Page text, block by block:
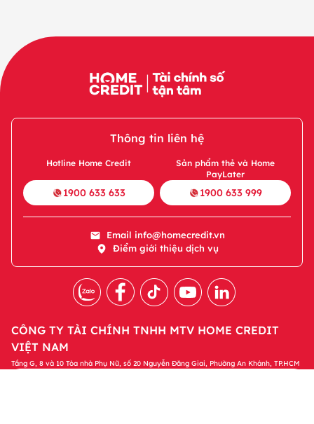
Thông tin liên hệ
Hotline Home Credit
1900 633 633
Sản phẩm thẻ và Home
PayLater
1900 633 999
Email info@homecredit.vn
Điểm giới thiệu dịch vụ
CÔNG TY TÀI CHÍNH TNHH MTV HOME CREDIT
VIỆT NAM
Tầng G, 8 và 10 Tòa nhà Phụ Nữ, số 20 Nguyễn Đăng Giai, Phường An Khánh, TP.HCM